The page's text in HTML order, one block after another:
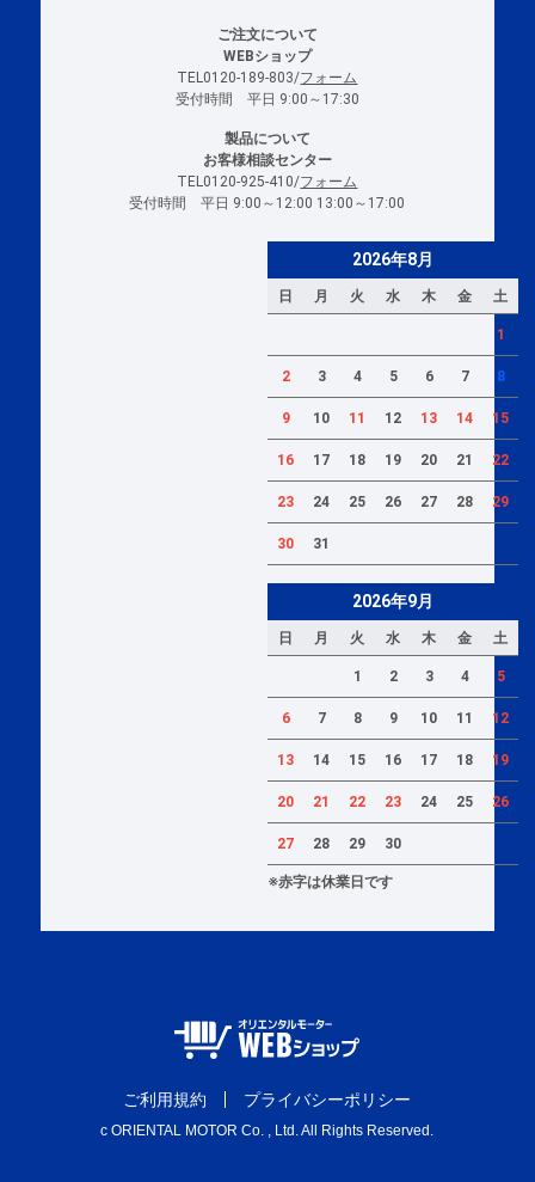
ご注文について
WEBショップ
TEL0120-189-803/フォーム
受付時間 平日 9:00～17:30
製品について
お客様相談センター
TEL0120-925-410/フォーム
受付時間 平日 9:00～12:00 13:00～17:00
ご利用規約 プライバシーポリシー
c ORIENTAL MOTOR Co. , Ltd. All Rights Reserved.
2026年8月
日 月 火 水 木 金 土
1
2 3 4 5 6 7 8
9 10 11 12 13 14 15
16 17 18 19 20 21 22
23 24 25 26 27 28 29
30 31
2026年9月
日 月 火 水 木 金 土
1 2 3 4 5
6 7 8 9 10 11 12
13 14 15 16 17 18 19
20 21 22 23 24 25 26
27 28 29 30
※赤字は休業日です